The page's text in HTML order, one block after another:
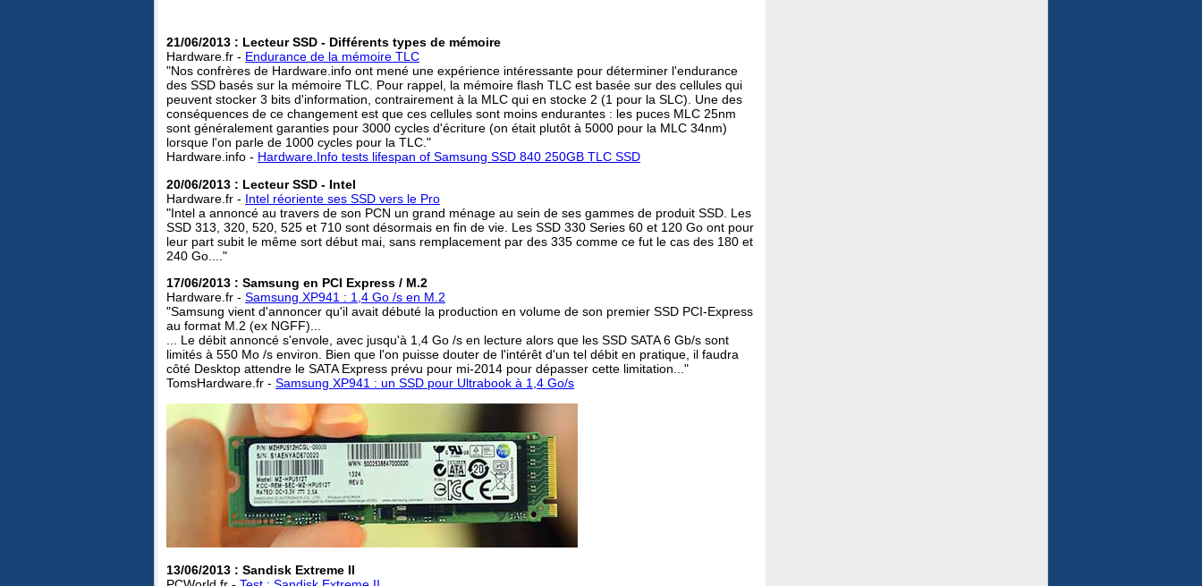
21/06/2013 : Lecteur SSD - Différents types de mémoire
Hardware.fr - Endurance de la mémoire TLC
"Nos confrères de Hardware.info ont mené une expérience intéressante pour déterminer l'endurance
des SSD basés sur la mémoire TLC. Pour rappel, la mémoire flash TLC est basée sur des cellules qui
peuvent stocker 3 bits d'information, contrairement à la MLC qui en stocke 2 (1 pour la SLC). Une des
conséquences de ce changement est que ces cellules sont moins endurantes : les puces MLC 25nm
sont généralement garanties pour 3000 cycles d'écriture (on était plutôt à 5000 pour la MLC 34nm)
lorsque l'on parle de 1000 cycles pour la TLC."
Hardware.info - Hardware.Info tests lifespan of Samsung SSD 840 250GB TLC SSD
20/06/2013 : Lecteur SSD - Intel
Hardware.fr - Intel réoriente ses SSD vers le Pro
"Intel a annoncé au travers de son PCN un grand ménage au sein de ses gammes de produit SSD. Les
SSD 313, 320, 520, 525 et 710 sont désormais en fin de vie. Les SSD 330 Series 60 et 120 Go ont pour
leur part subit le même sort début mai, sans remplacement par des 335 comme ce fut le cas des 180 et
240 Go...."
17/06/2013 : Samsung en PCI Express / M.2
Hardware.fr - Samsung XP941 : 1,4 Go /s en M.2
"Samsung vient d'annoncer qu'il avait débuté la production en volume de son premier SSD PCI-Express
au format M.2 (ex NGFF)...
... Le débit annoncé s'envole, avec jusqu'à 1,4 Go /s en lecture alors que les SSD SATA 6 Gb/s sont
limités à 550 Mo /s environ. Bien que l'on puisse douter de l'intérêt d'un tel débit en pratique, il faudra
côté Desktop attendre le SATA Express prévu pour mi-2014 pour dépasser cette limitation..."
TomsHardware.fr - Samsung XP941 : un SSD pour Ultrabook à 1,4 Go/s
13/06/2013 : Sandisk Extreme II